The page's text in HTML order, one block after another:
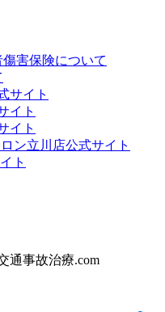
害保険について
サイト
イト
イト
ン立川店公式サイト
ト